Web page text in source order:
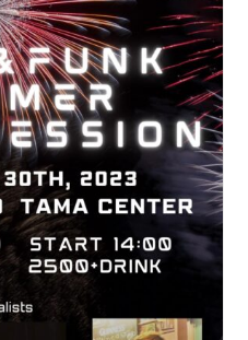
出演者募集！！
材等
POPS